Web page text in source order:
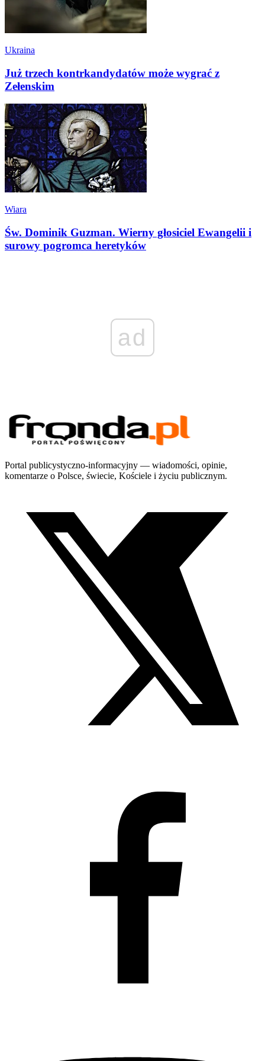
Ukraina
Już trzech kontrkandydatów może wygrać z
Zełenskim
Wiara
Św. Dominik Guzman. Wierny głosiciel Ewangelii i
surowy pogromca heretyków
ad
Portal publicystyczno-informacyjny — wiadomości, opinie,
komentarze o Polsce, świecie, Kościele i życiu publicznym.